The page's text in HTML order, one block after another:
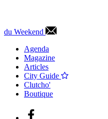
du Weekend
Agenda
Magazine
Articles
City Guide
Clutcho'
Boutique